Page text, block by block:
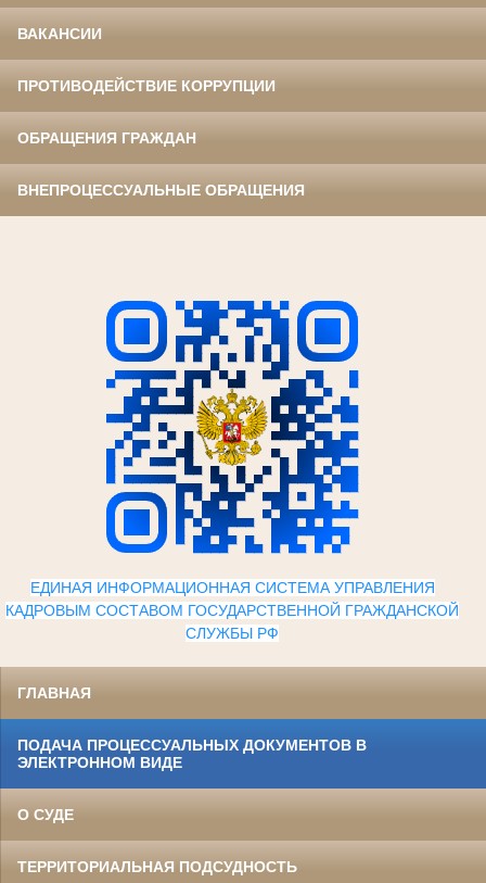
ВАКАНСИИ
ПРОТИВОДЕЙСТВИЕ КОРРУПЦИИ
ОБРАЩЕНИЯ ГРАЖДАН
ВНЕПРОЦЕССУАЛЬНЫЕ ОБРАЩЕНИЯ
ЕДИНАЯ ИНФОРМАЦИОННАЯ СИСТЕМА УПРАВЛЕНИЯ
КАДРОВЫМ СОСТАВОМ ГОСУДАРСТВЕННОЙ ГРАЖДАНСКОЙ
СЛУЖБЫ РФ
ГЛАВНАЯ
ПОДАЧА ПРОЦЕССУАЛЬНЫХ ДОКУМЕНТОВ В
ЭЛЕКТРОННОМ ВИДЕ
О СУДЕ
ТЕРРИТОРИАЛЬНАЯ ПОДСУДНОСТЬ